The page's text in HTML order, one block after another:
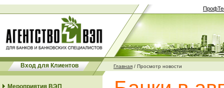
Вход для Клиентов Главная / Просмотр новости
Мероприятия ВЭП